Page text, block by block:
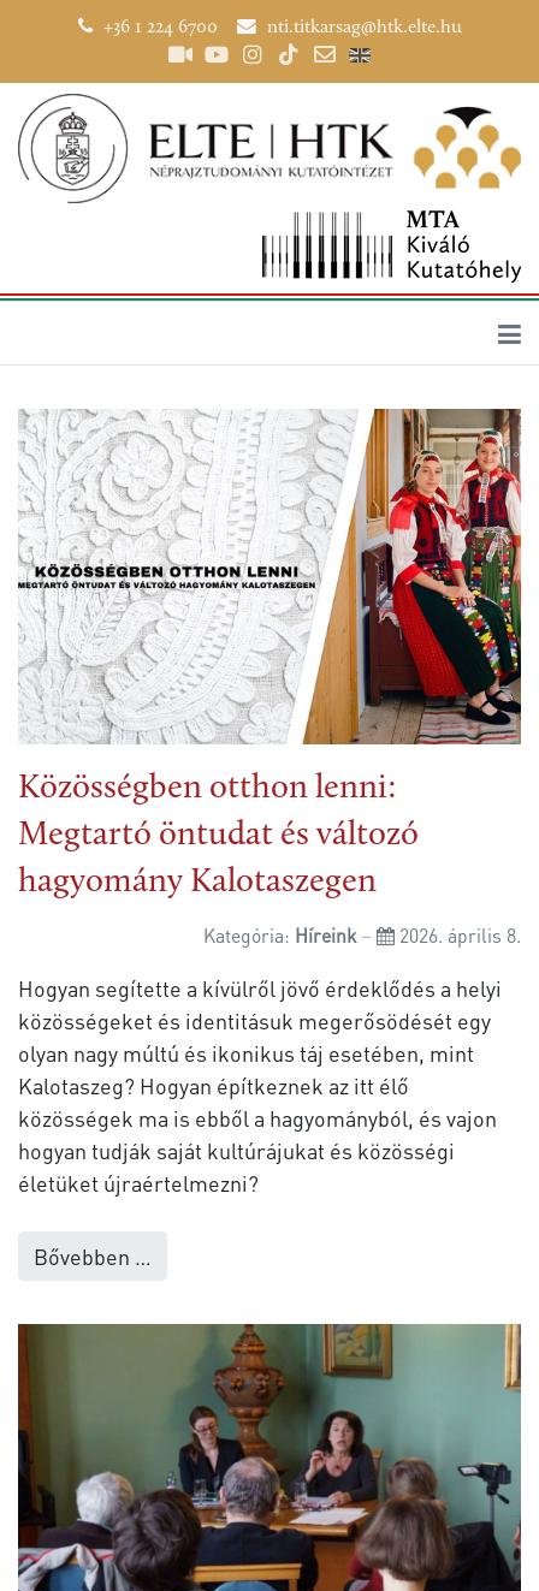
+36 1 224 6700 nti.titkarsag@htk.elte.hu
Közösségben otthon lenni:
Megtartó öntudat és változó
hagyomány Kalotaszegen
Kategória: Híreink 2026. április 8.
Hogyan segítette a kívülről jövő érdeklődés a helyi
közösségeket és identitásuk megerősödését egy
olyan nagy múltú és ikonikus táj esetében, mint
Kalotaszeg? Hogyan építkeznek az itt élő
közösségek ma is ebből a hagyományból, és vajon
hogyan tudják saját kultúrájukat és közösségi
életüket újraértelmezni?
Bővebben …